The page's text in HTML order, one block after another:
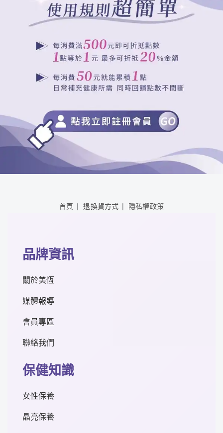
首頁 退換貨方式 隱私權政策
品牌資訊
關於美恆
媒體報導
會員專區
聯絡我們
保健知識
女性保養
晶亮保養